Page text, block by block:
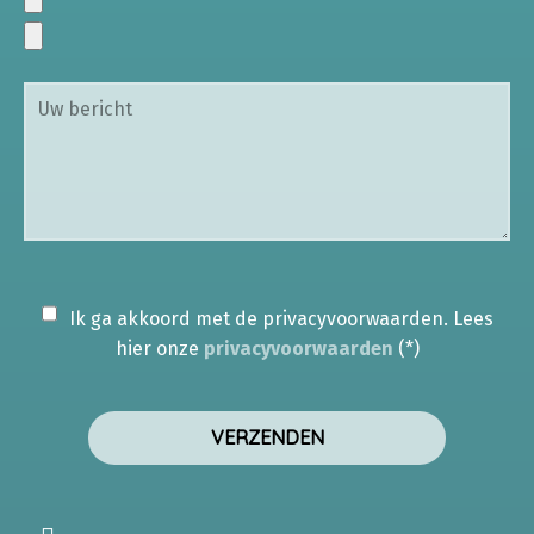
Ik ga akkoord met de privacyvoorwaarden. Lees
hier onze privacyvoorwaarden (*)